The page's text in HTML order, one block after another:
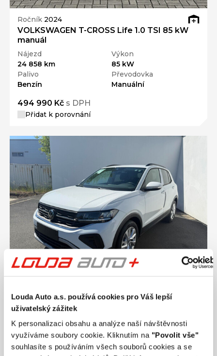
Louda Auto a.s. používá cookies pro Váš lepší
uživatelský zážitek
K personalizaci obsahu a analýze naší návštěvnosti
využíváme soubory cookie. Kliknutím na "Povolit vše"
souhlasíte s používáním všech souborů cookies a se
Ročník 2024
VOLKSWAGEN T-CROSS Life 1.0 TSI 85 kW
manuál
Nájezd
24 858 km
Výkon
85 kW
Palivo
Benzín
Převodovka
Manuální
494 990 Kč s DPH
Přidat k porovnání
Ročník2026
VOLKSWAGEN T-Cross Life 1.0 TSI 85 kW 6G
Nájezd
5 km
Výkon
0 kW
Palivo
Převodovka